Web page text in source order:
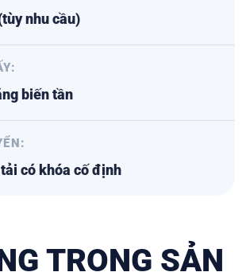
nhu cầu)
biến tần
có khóa cố định
TRONG SẢN